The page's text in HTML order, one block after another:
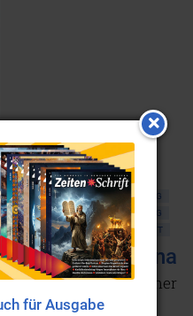
ALLGEMEIN
GLOBALISIERUNG
ALLGEMEIN
NEUE WELTORDNUNG
WIRTSCHAFT
Welt nach Corona
schon lange keiner
bewegen uns mit
für Ausgabe